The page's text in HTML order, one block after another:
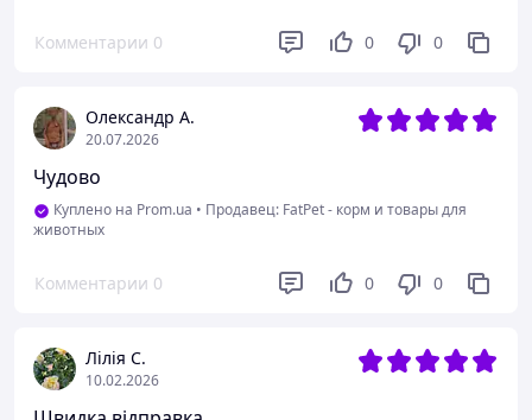
Котики сказали,що подобається все.
Комментарии 0 0 0
Олександр А.
20.07.2026
Чудово
Куплено на Prom.ua • Продавец: FatPet - корм и товары для
животных
Комментарии 0 0 0
Лілія С.
10.02.2026